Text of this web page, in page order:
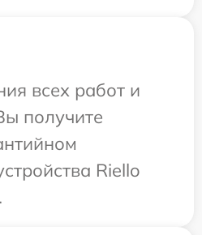
всех работ и
получите
Riello